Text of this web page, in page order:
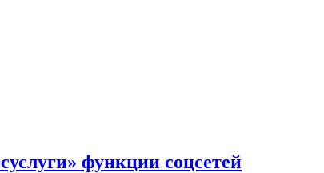
функции соцсетей